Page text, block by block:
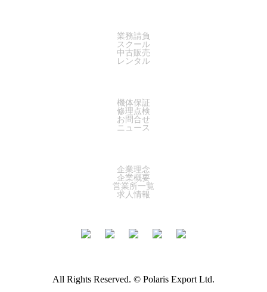
業務請負
スクール
中古販売
レンタル
機体保証
修理点検
お問合せ
ニュース
企業理念
企業概要
営業所一覧
求人情報
All Rights Reserved. © Polaris Export Ltd.